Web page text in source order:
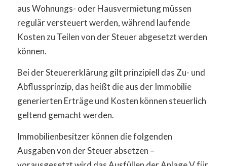
aus Wohnungs- oder Hausvermietung müssen
regulär versteuert werden, während laufende
Kosten zu Teilen von der Steuer abgesetzt werden
können.
Bei der Steuererklärung gilt prinzipiell das Zu- und
Abflussprinzip, das heißt die aus der Immobilie
generierten Erträge und Kosten können steuerlich
geltend gemacht werden.
Immobilienbesitzer können die folgenden
Ausgaben von der Steuer absetzen –